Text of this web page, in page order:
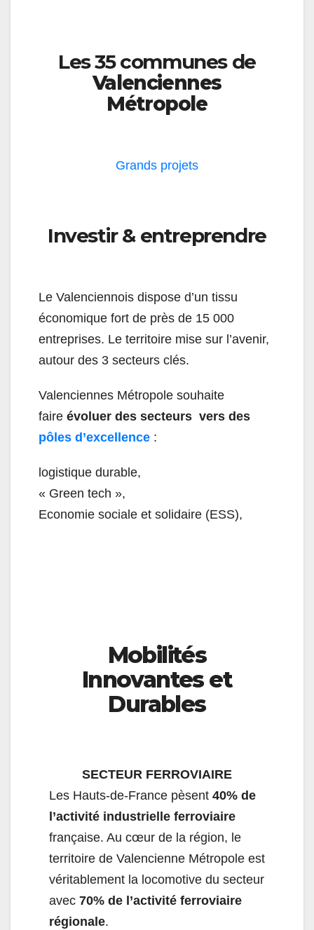
Les 35 communes de
Valenciennes
Métropole
Grands projets
Investir & entreprendre
Le Valenciennois dispose d’un tissu
économique fort de près de 15 000
entreprises. Le territoire mise sur l’avenir,
autour des 3 secteurs clés.
Valenciennes Métropole souhaite
faire évoluer des secteurs vers des
pôles d’excellence :
logistique durable,
« Green tech »,
Economie sociale et solidaire (ESS),
Mobilités
Innovantes et
Durables
SECTEUR FERROVIAIRE
Les Hauts-de-France pèsent 40% de
l’activité industrielle ferroviaire
française. Au cœur de la région, le
territoire de Valencienne Métropole est
véritablement la locomotive du secteur
avec 70% de l’activité ferroviaire
régionale.